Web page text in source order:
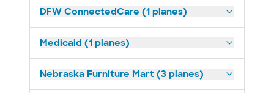
DFW ConnectedCare (1 planes)
Medicaid (1 planes)
Nebraska Furniture Mart (3 planes)